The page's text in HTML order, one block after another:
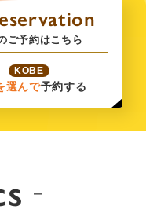
ご予約はこちら
KOBE
選んで予約する